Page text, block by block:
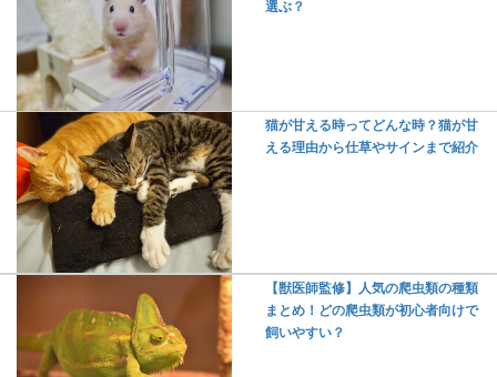
選ぶ？
猫が甘える時ってどんな時？猫が甘
える理由から仕草やサインまで紹介
【獣医師監修】人気の爬虫類の種類
まとめ！どの爬虫類が初心者向けで
飼いやすい？